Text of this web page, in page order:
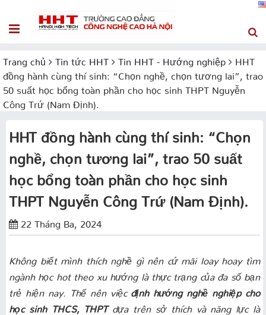
Trang chủ Tin tức HHT Tin HHT - Hướng nghiệp
HHT
đồng hành cùng thí sinh: “Chọn nghề, chọn tương lai”, trao
50 suất học bổng toàn phần cho học sinh THPT Nguyễn
Công Trứ (Nam Định).
HHT đồng hành cùng thí sinh: “Chọn
nghề, chọn tương lai”, trao 50 suất
học bổng toàn phần cho học sinh
THPT Nguyễn Công Trứ (Nam Định).
22 Tháng Ba, 2024
Không biết mình thích nghề gì nên cứ mãi loay hoay tìm
ngành học hot theo xu hướng là thực trạng của đa số bạn
trẻ hiện nay. Thế nên việc định hướng nghề nghiệp cho
học sinh THCS, THPTdựa trên sở thích và năng lực là